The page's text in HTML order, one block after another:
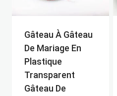
Gâteau À Gâteau
De Mariage En
Plastique
Transparent
Gâteau De